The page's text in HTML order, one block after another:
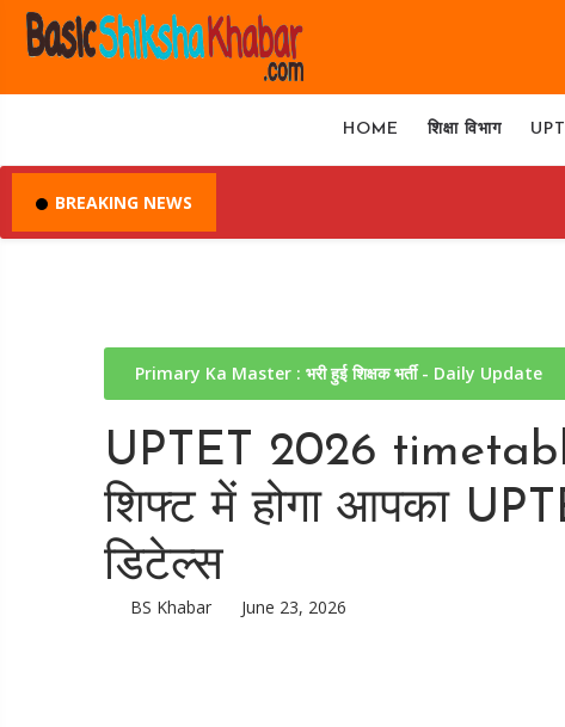
HOME शिक्षा विभाग
BREAKING NEWS
Primary Ka Master : भरी हुई शिक्षक भर्ती - Daily Update
UPTET 2026
शिफ्ट में होगा आपका
डिटेल्स
BS Khabar June 23, 2026